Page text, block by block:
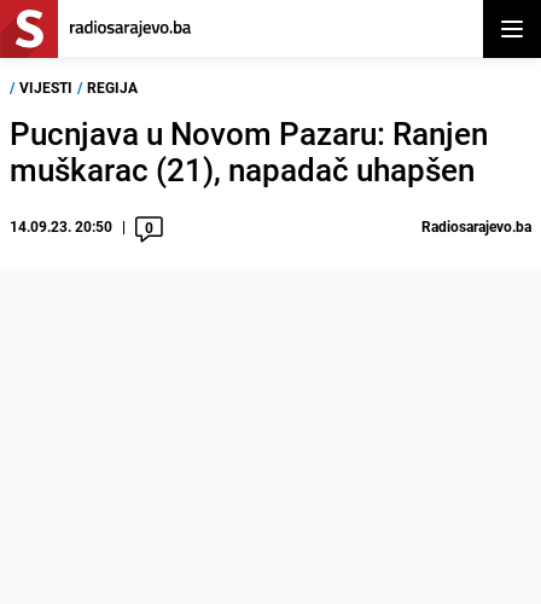
/ VIJESTI / REGIJA
Pucnjava u Novom Pazaru: Ranjen
muškarac (21), napadač uhapšen
14.09.23. 20:50 0 Radiosarajevo.ba